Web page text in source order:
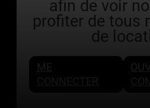
afin de voir
profiter de tous
de
ME